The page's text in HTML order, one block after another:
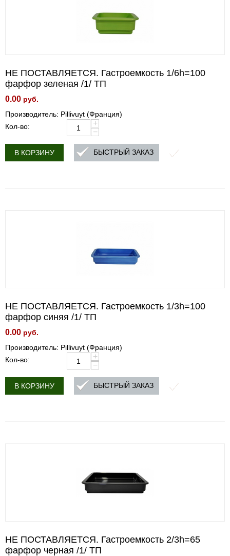
НЕ ПОСТАВЛЯЕТСЯ. Гастроемкость 1/6h=100
фарфор зеленая /1/ ТП
0.00 руб.
Производитель: Pillivuyt (Франция)
Кол-во:
+
−
В КОРЗИНУ БЫСТРЫЙ ЗАКАЗ
НЕ ПОСТАВЛЯЕТСЯ. Гастроемкость 1/3h=100
фарфор синяя /1/ ТП
0.00 руб.
Производитель: Pillivuyt (Франция)
Кол-во:
+
−
В КОРЗИНУ БЫСТРЫЙ ЗАКАЗ
НЕ ПОСТАВЛЯЕТСЯ. Гастроемкость 2/3h=65
фарфор черная /1/ ТП